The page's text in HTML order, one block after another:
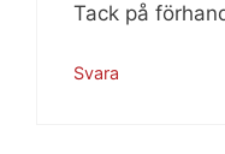
Tack på
Svara